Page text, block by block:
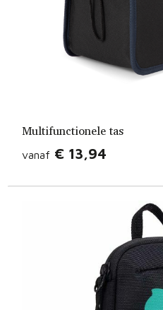
Multifunctionele tas
vanaf € 13,94